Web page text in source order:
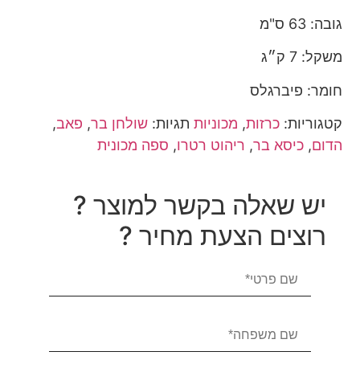
גובה: 63 ס"מ
משקל: 7 ק״ג
חומר: פיברגלס
קטגוריות: כרזות, מכוניות תגיות: שולחן בר, פאב,
הדום,כיסא בר, ריהוט רטרו, ספה מכונית
יש שאלה בקשר למוצר ?
רוצים הצעת מחיר ?